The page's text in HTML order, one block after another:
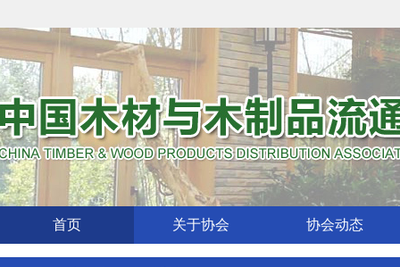
首页 关于协会 协会动态